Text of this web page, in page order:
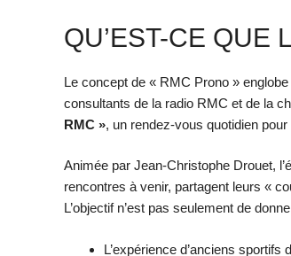
QU’EST-CE QUE
Le concept de « RMC Prono »
consultants de la radio RMC et de la
RMC », un rendez-vous quotidien
Animée par Jean-Christophe Drouet,
rencontres à venir, partagent leurs «
L’objectif n’est pas seulement de
L’expérience d’anciens sportifs